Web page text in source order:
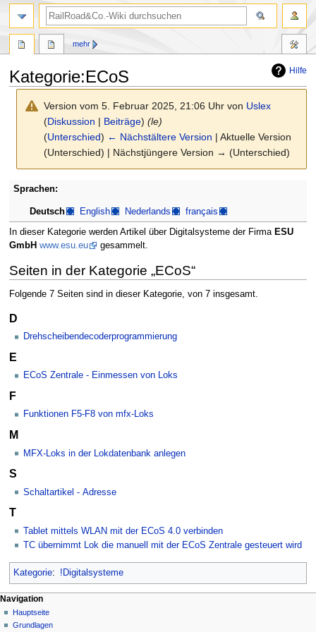
Hilfe
Kategorie:ECoS
Version vom 5. Februar 2025, 21:06 Uhr von Uslex
(Diskussion | Beiträge) (le)
(Unterschied) ← Nächstältere Version | Aktuelle Version
(Unterschied) | Nächstjüngere Version → (Unterschied)
Zur
springen
Zur
springen
Sprachen:
Deutsch English Nederlands français
In dieser Kategorie werden Artikel über Digitalsysteme der Firma ESU
GmbH www.esu.eu gesammelt.
Seiten in der Kategorie „ECoS“
Folgende 7 Seiten sind in dieser Kategorie, von 7 insgesamt.
D
Drehscheibendecoderprogrammierung
E
ECoS Zentrale - Einmessen von Loks
F
Funktionen F5-F8 von mfx-Loks
M
MFX-Loks in der Lokdatenbank anlegen
S
Schaltartikel - Adresse
T
Tablet mittels WLAN mit der ECoS 4.0 verbinden
TC übernimmt Lok die manuell mit der ECoS Zentrale gesteuert wird
Kategorie: !Digitalsysteme
N
a
Seitenaktionen
Kategorie
Diskussion
mehr
Meine Werkzeuge
Deutsch
Anmelden
Navigation
Hauptseite
Grundlagen
Suche